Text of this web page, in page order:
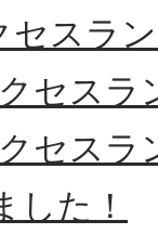
セスラ
セスラ
セスラ
した！